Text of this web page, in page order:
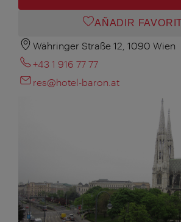
AÑADIR
Währinger Straße 12, 1090 Wien
+43 1 916 77 77
res@hotel-baron.at